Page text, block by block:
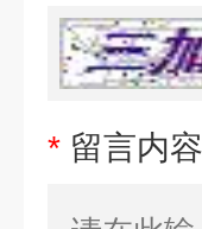
* 留言内容